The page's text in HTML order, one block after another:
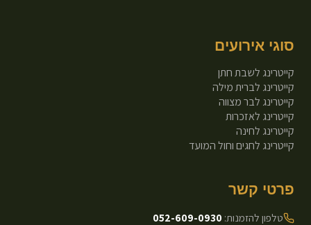
סוגי אירועים
קייטרינג לשבת חתן
קייטרינג לברית מילה
קייטרינג לבר מצווה
קייטרינג לאזכרות
קייטרינג לחינה
קייטרינג לחגים וחול המועד
פרטי קשר
טלפון להזמנות: 052-609-0930